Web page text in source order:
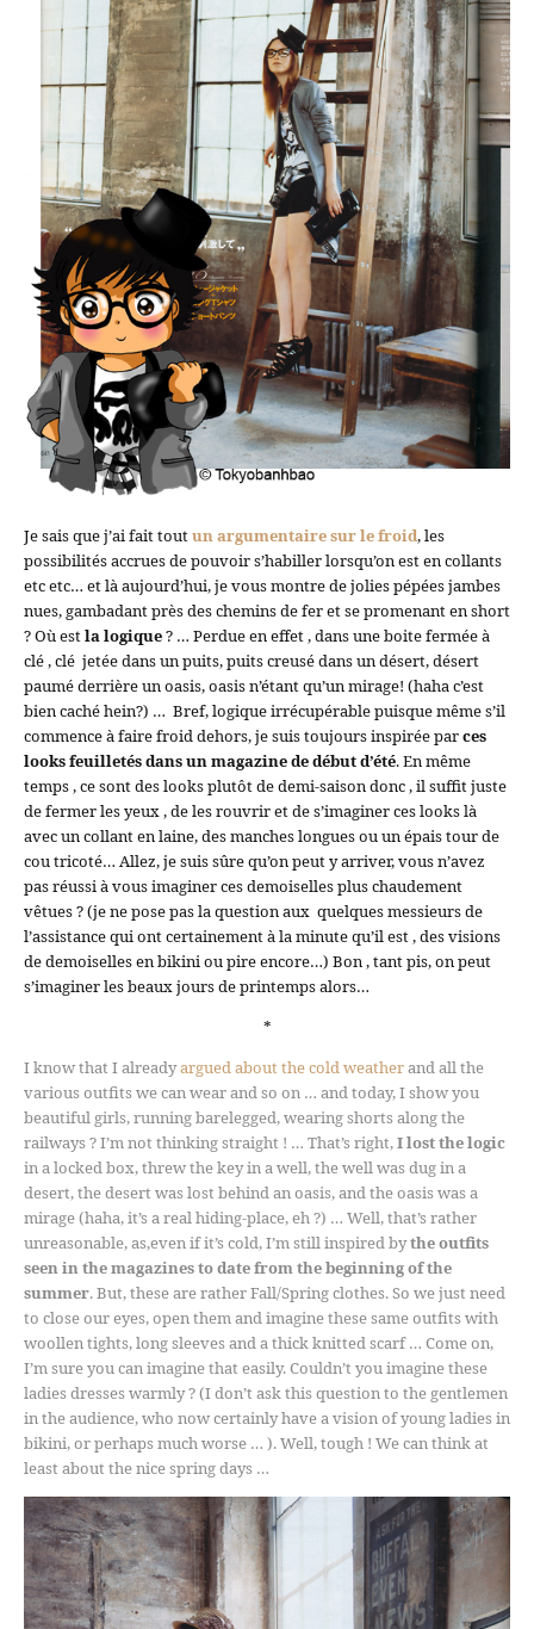
Je sais que j’ai fait toutun argumentaire sur le froid, les
possibilités accrues de pouvoir s’habiller lorsqu’on est en collants
etc etc… et là aujourd’hui, je vous montre de jolies pépées jambes
nues, gambadant près des chemins de fer et se promenant en short
? Où estla logique? … Perdue en effet , dans une boite fermée à
clé , clé jetée dans un puits, puits creusé dans un désert, désert
paumé derrière un oasis, oasis n’étant qu’un mirage! (haha c’est
bien caché hein?) … Bref, logique irrécupérable puisque même s’il
commence à faire froid dehors, je suis toujours inspirée parces
looks feuilletés dans un magazine de début d’été. En même
temps , ce sont des looks plutôt de demi-saison donc , il suffit juste
de fermer les yeux , de les rouvrir et de s’imaginer ces looks là
avec un collant en laine, des manches longues ou un épais tour de
cou tricoté… Allez, je suis sûre qu’on peut y arriver, vous n’avez
pas réussi à vous imaginer ces demoiselles plus chaudement
vêtues ? (je ne pose pas la question aux quelques messieurs de
l’assistance qui ont certainement à la minute qu’il est , des visions
de demoiselles en bikini ou pire encore…) Bon , tant pis, on peut
s’imaginer les beaux jours de printemps alors…
*
I know that I alreadyargued about the cold weatherand all the
various outfits we can wear and so on … and today, I show you
beautiful girls, running barelegged, wearing shorts along the
railways ? I’m not thinking straight ! … That’s right,I lost the logic
in a locked box, threw the key in a well, the well was dug in a
desert, the desert was lost behind an oasis, and the oasis was a
mirage (haha, it’s a real hiding-place, eh ?) … Well, that’s rather
unreasonable, as,even if it’s cold, I’m still inspired bythe outfits
seen in the magazines to date from the beginning of the
summer. But, these are rather Fall/Spring clothes. So we just need
to close our eyes, open them and imagine these same outfits with
woollen tights, long sleeves and a thick knitted scarf … Come on,
I’m sure you can imagine that easily. Couldn’t you imagine these
ladies dresses warmly ? (I don’t ask this question to the gentlemen
in the audience, who now certainly have a vision of young ladies in
bikini, or perhaps much worse … ). Well, tough ! We can think at
least about the nice spring days …